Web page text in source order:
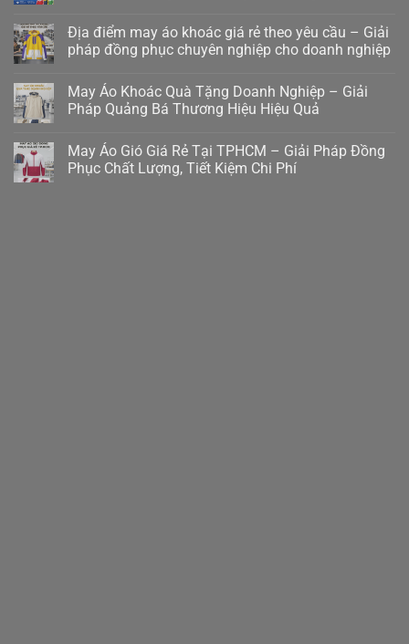
Địa điểm may áo khoác giá rẻ theo yêu cầu – Giải
pháp đồng phục chuyên nghiệp cho doanh nghiệp
May Áo Khoác Quà Tặng Doanh Nghiệp – Giải
Pháp Quảng Bá Thương Hiệu Hiệu Quả
May Áo Gió Giá Rẻ Tại TPHCM – Giải Pháp Đồng
Phục Chất Lượng, Tiết Kiệm Chi Phí